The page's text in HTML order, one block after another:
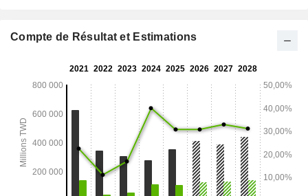
qui ne peuvent être directement attribués ou
Compte de Résultat et Estimations